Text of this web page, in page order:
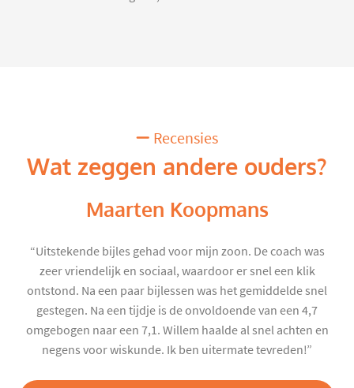
Recensies
Wat zeggen andere ouders?
Maarten Koopmans
“Uitstekende bijles gehad voor mijn zoon. De coach was
zeer vriendelijk en sociaal, waardoor er snel een klik
ontstond. Na een paar bijlessen was het gemiddelde snel
gestegen. Na een tijdje is de onvoldoende van een 4,7
omgebogen naar een 7,1. Willem haalde al snel achten en
negens voor wiskunde. Ik ben uitermate tevreden!”